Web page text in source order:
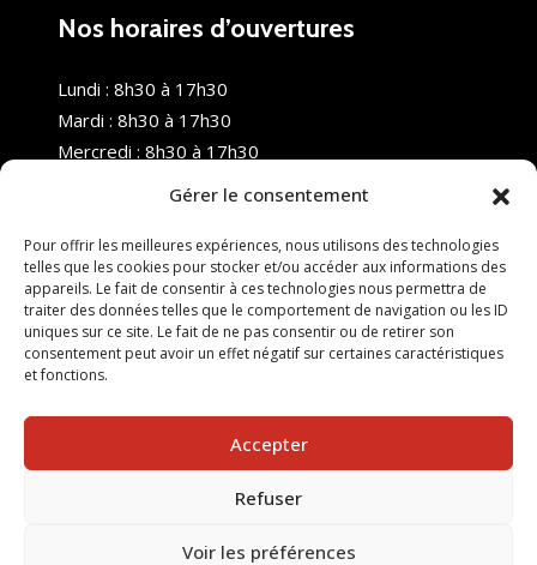
Gérer le consentement
Pour offrir les meilleures expériences, nous utilisons des technologies
telles que les cookies pour stocker et/ou accéder aux informations des
appareils. Le fait de consentir à ces technologies nous permettra de
traiter des données telles que le comportement de navigation ou les ID
uniques sur ce site. Le fait de ne pas consentir ou de retirer son
consentement peut avoir un effet négatif sur certaines caractéristiques
et fonctions.
Accepter
Refuser
Voir les préférences
Nos horaires d’ouvertures
Lundi : 8h30 à 17h30
Mardi : 8h30 à 17h30
Mercredi : 8h30 à 17h30
Samedi : Fermé
Dimanche : Fermé
© 2025 Nouvel R Formation - TOUS DROITS RÉSERVÉS -
SITE RÉALISÉ PAR :INGÉNIERIE TECH